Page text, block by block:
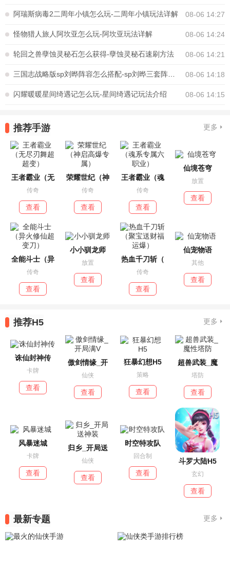
阿瑞斯病毒2二周年小镇怎么玩-二周年小镇玩法详解 08-06 14:27
怪物猎人旅人阿坎亚怎么玩-阿坎亚玩法详解 08-06 14:24
轮回之兽孽蚀灵秘石怎么获得-孽蚀灵秘石速刷方法 08-06 14:21
08-06 14:18
闪耀暖暖星间绮遇记怎么玩-星间绮遇记玩法介绍 08-06 14:15
推荐手游 更多
王者霸业（无
传奇
查看
荣耀世纪（神
传奇
查看
王者霸业（魂
传奇
查看
仙境苍穹
放置
查看
全能斗士（异
传奇
查看
小小驯龙师
放置
查看
热血千刀斩（
传奇
查看
仙宠物语
其他
查看
推荐H5 更多
诛仙封神传
卡牌
查看
傲剑情缘_开
仙侠
查看
狂暴幻想H5
策略
查看
超兽武装_魔
塔防
查看
风暴迷城
卡牌
查看
归乡_开局送
仙侠
查看
时空特攻队
回合制
查看
斗罗大陆H5
玄幻
查看
最新专题 更多